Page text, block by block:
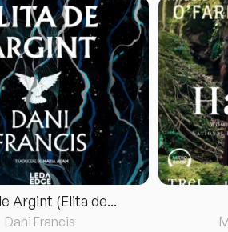
Argint (Elita de...
Dani Francis